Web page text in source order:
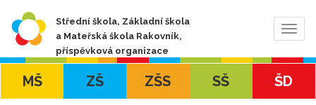
Střední škola, Základní škola
a Mateřská škola Rakovník,
příspěvková organizace
MŠ ZŠ ZŠS SŠ ŠD